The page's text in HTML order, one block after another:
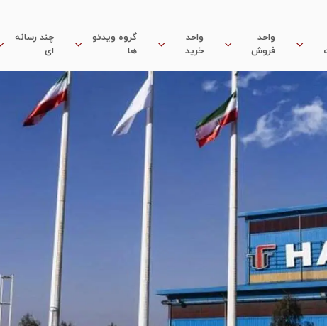
واحد
فروش
واحد
خرید
گروه ویدئو
ها
چند رسانه
ای
هامون در یک نگاه تاریخچه تاسیس
مشی مدیریت یکپارچه
پیام مدیر عامل
تحقق تولید فروسیلیس
مدیران
و افتخارات